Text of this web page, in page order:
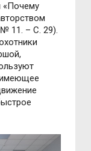
«Почему
11. – С. 29).
имеющее